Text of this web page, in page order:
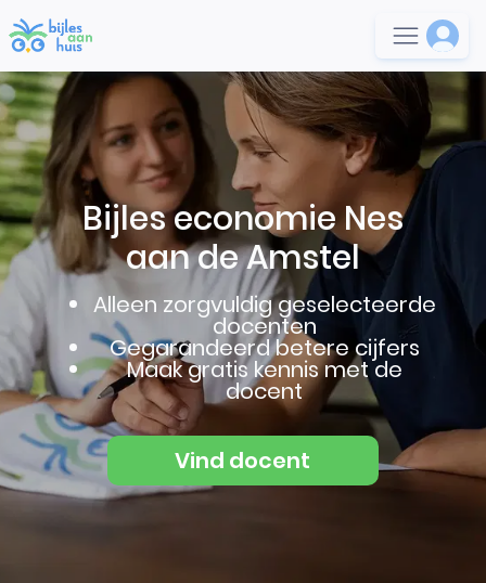
Bijles economie Nes
aan de Amstel
Alleen zorgvuldig geselecteerde
docenten
Gegarandeerd betere cijfers
Maak gratis kennis met de
docent
Vind docent